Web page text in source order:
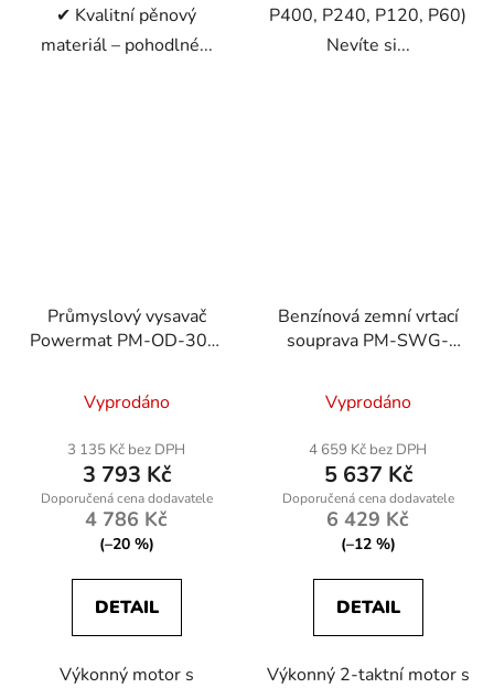
✔ Kvalitní pěnový
materiál – pohodlné...
P400, P240, P120, P60)
Nevíte si...
Průmyslový vysavač
Powermat PM-OD-30M
suché/mokré s
mechanickým oklepem
Vyprodáno
3 135 Kč bez DPH
3 793 Kč
4 786 Kč
(–20 %)
DETAIL
Výkonný motor s
Benzínová zemní vrtací
souprava PM-SWG-
vrtáky
Vyprodáno
4 659 Kč bez DPH
5 637 Kč
6 429 Kč
(–12 %)
DETAIL
Výkonný 2-taktní motor s